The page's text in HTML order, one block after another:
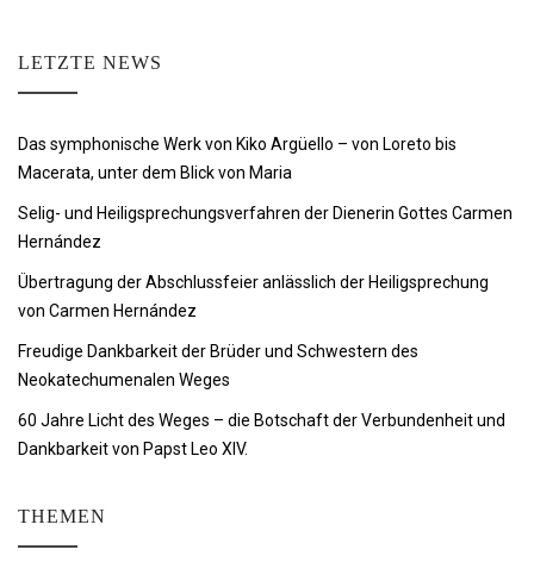
LETZTE NEWS
Das symphonische Werk von Kiko Argüello – von Loreto bis
Macerata, unter dem Blick von Maria
Selig- und Heiligsprechungsverfahren der Dienerin Gottes Carmen
Hernández
Übertragung der Abschlussfeier anlässlich der Heiligsprechung
von Carmen Hernández
Freudige Dankbarkeit der Brüder und Schwestern des
Neokatechumenalen Weges
60 Jahre Licht des Weges – die Botschaft der Verbundenheit und
Dankbarkeit von Papst Leo XIV.
THEMEN